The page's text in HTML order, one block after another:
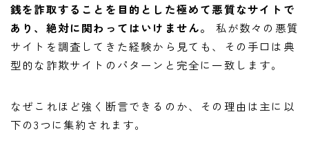
銭を詐取することを目的とした極めて悪質なサイトで
あり、絶対に関わってはいけません。
私が数々の悪質
サイトを調査してきた経験から見ても、その手口は典
型的な詐欺サイトのパターンと完全に一致します。
なぜこれほど強く断言できるのか、その理由は主に以
下の3つに集約されます。